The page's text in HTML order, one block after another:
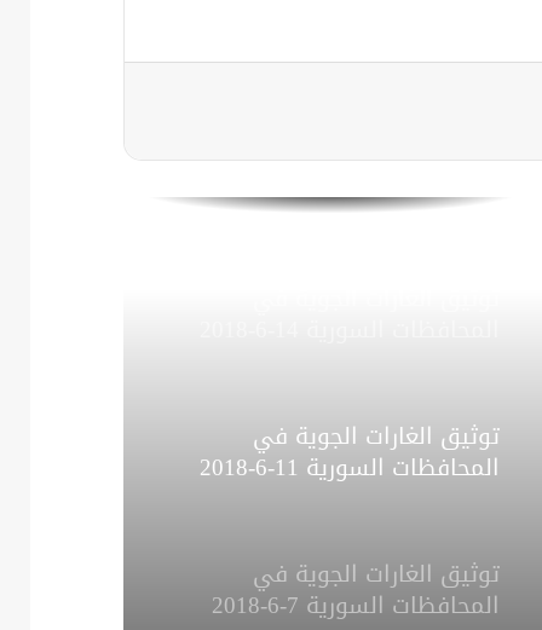
المحافظات السورية 23-6-2018
توثيق الغارات الجوية في
المحافظات السورية 17-6-2018
توثيق الغارات الجوية في
المحافظات السورية 11-6-2018
توثيق الغارات الجوية في
المحافظات السورية 7-6-2018